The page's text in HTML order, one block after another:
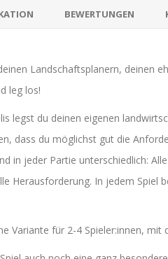
BEWERTUNGEN
Landschaftsplanern, deinen
leg los!
legst du deinen eigenen
dass du möglichst gut die
in jeder Partie unterschiedlich:
Herausforderung. In jedem
Variante für 2-4 Spieler:innen,